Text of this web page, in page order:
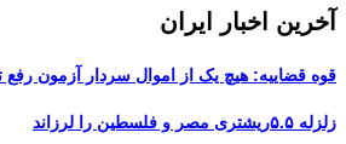
آخرین اخبار ایران
قوه قضاییه: هیچ یک از اموال سردار آزمون
زلزله ۵.۵ریشتری مصر و فلسطین را لرزاند